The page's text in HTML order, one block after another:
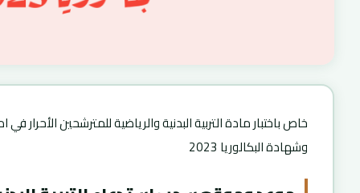
خاص باختبار مادة التربية البدنية والرياضية للمترشحين الأحرار
وشهادة البكالوريا 2023